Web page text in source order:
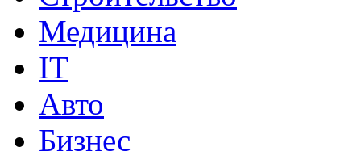
Медицина
IT
Авто
Бизнес